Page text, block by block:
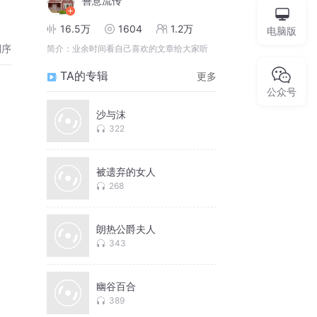
16.5万 1604 1.2万
简介： 业余时间看自己喜欢的文章给大家听
TA的专辑 更多
沙与沫
322
被遗弃的女人
268
朗热公爵夫人
343
幽谷百合
389
电脑版
公众号